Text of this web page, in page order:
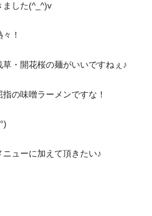
ました(^_^)v
！
・開花桜の麺がいいですねぇ♪
の味噌ラーメンですな！
ューに加えて頂きたい♪